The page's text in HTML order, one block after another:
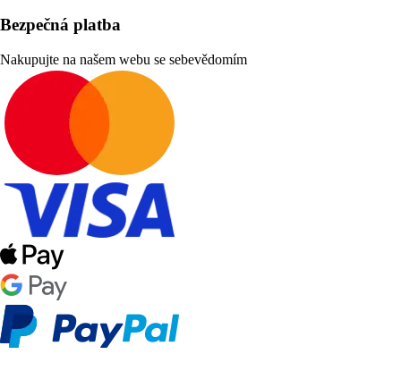
Bezpečná platba
Nakupujte na našem webu se sebevědomím